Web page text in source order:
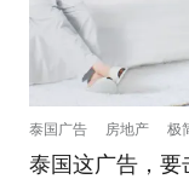
泰国广告 房地产 极
泰国这广告，要